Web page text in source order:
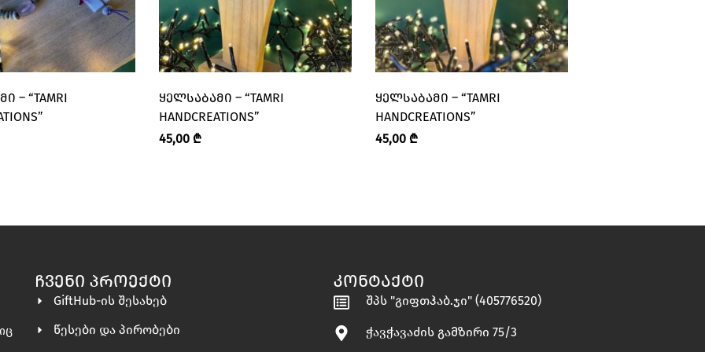
– “TAMRI
ᲧᲔᲚᲡᲐᲑᲐᲛᲘ – “TAMRI
HANDCREATIONS”
45,00 ₾
ᲧᲔᲚᲡᲐᲑᲐᲛᲘ – “TAMRI
HANDCREATIONS”
45,00 ₾
ᲩᲕᲔᲜᲘ ᲞᲠᲝᲔᲥᲢᲘ
GiftHub-ის შესახებ
წესები და პირობები
ᲙᲝᲜᲢᲐᲥᲢᲘ
შპს "გიფთჰაბ.ჯი" (405776520)
ჭავჭავაძის გამზირი 75/3